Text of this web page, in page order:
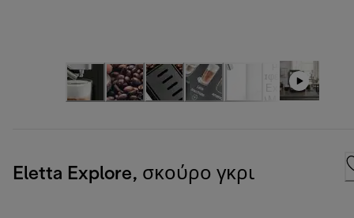
Eletta Explore, σκούρο γκρι